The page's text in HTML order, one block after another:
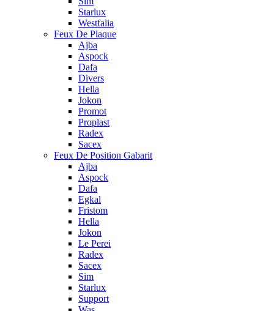
Starlux
Westfalia
Feux De Plaque
Ajba
Aspock
Dafa
Divers
Hella
Jokon
Promot
Proplast
Radex
Sacex
Feux De Position Gabarit
Ajba
Aspock
Dafa
Egkal
Fristom
Hella
Jokon
Le Perei
Radex
Sacex
Sim
Starlux
Support